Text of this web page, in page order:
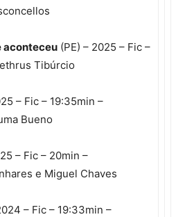
aconteceu (PE) – 2025 – Fic –
Tibúrcio
– Fic – 19:35min –
Bueno
– Fic – 20min –
e Miguel Chaves
– Fic – 19:33min –